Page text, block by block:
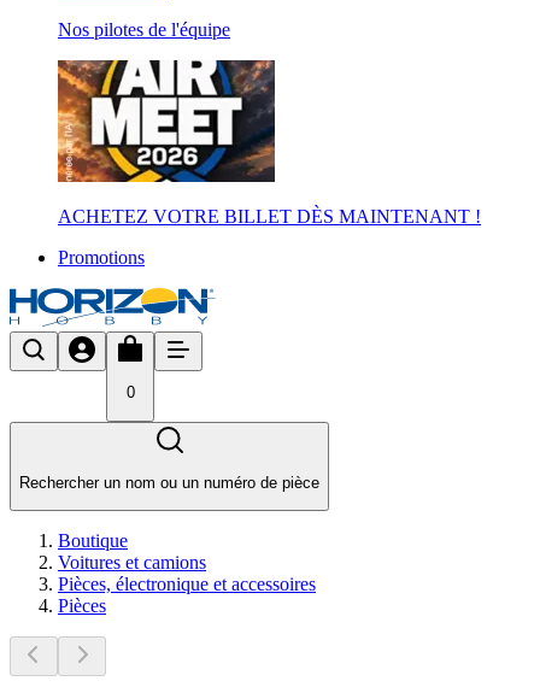
Nos pilotes de l'équipe
ACHETEZ VOTRE BILLET DÈS MAINTENANT !
Promotions
0
Rechercher un nom ou un numéro de pièce
Boutique
Voitures et camions
Pièces, électronique et accessoires
Pièces